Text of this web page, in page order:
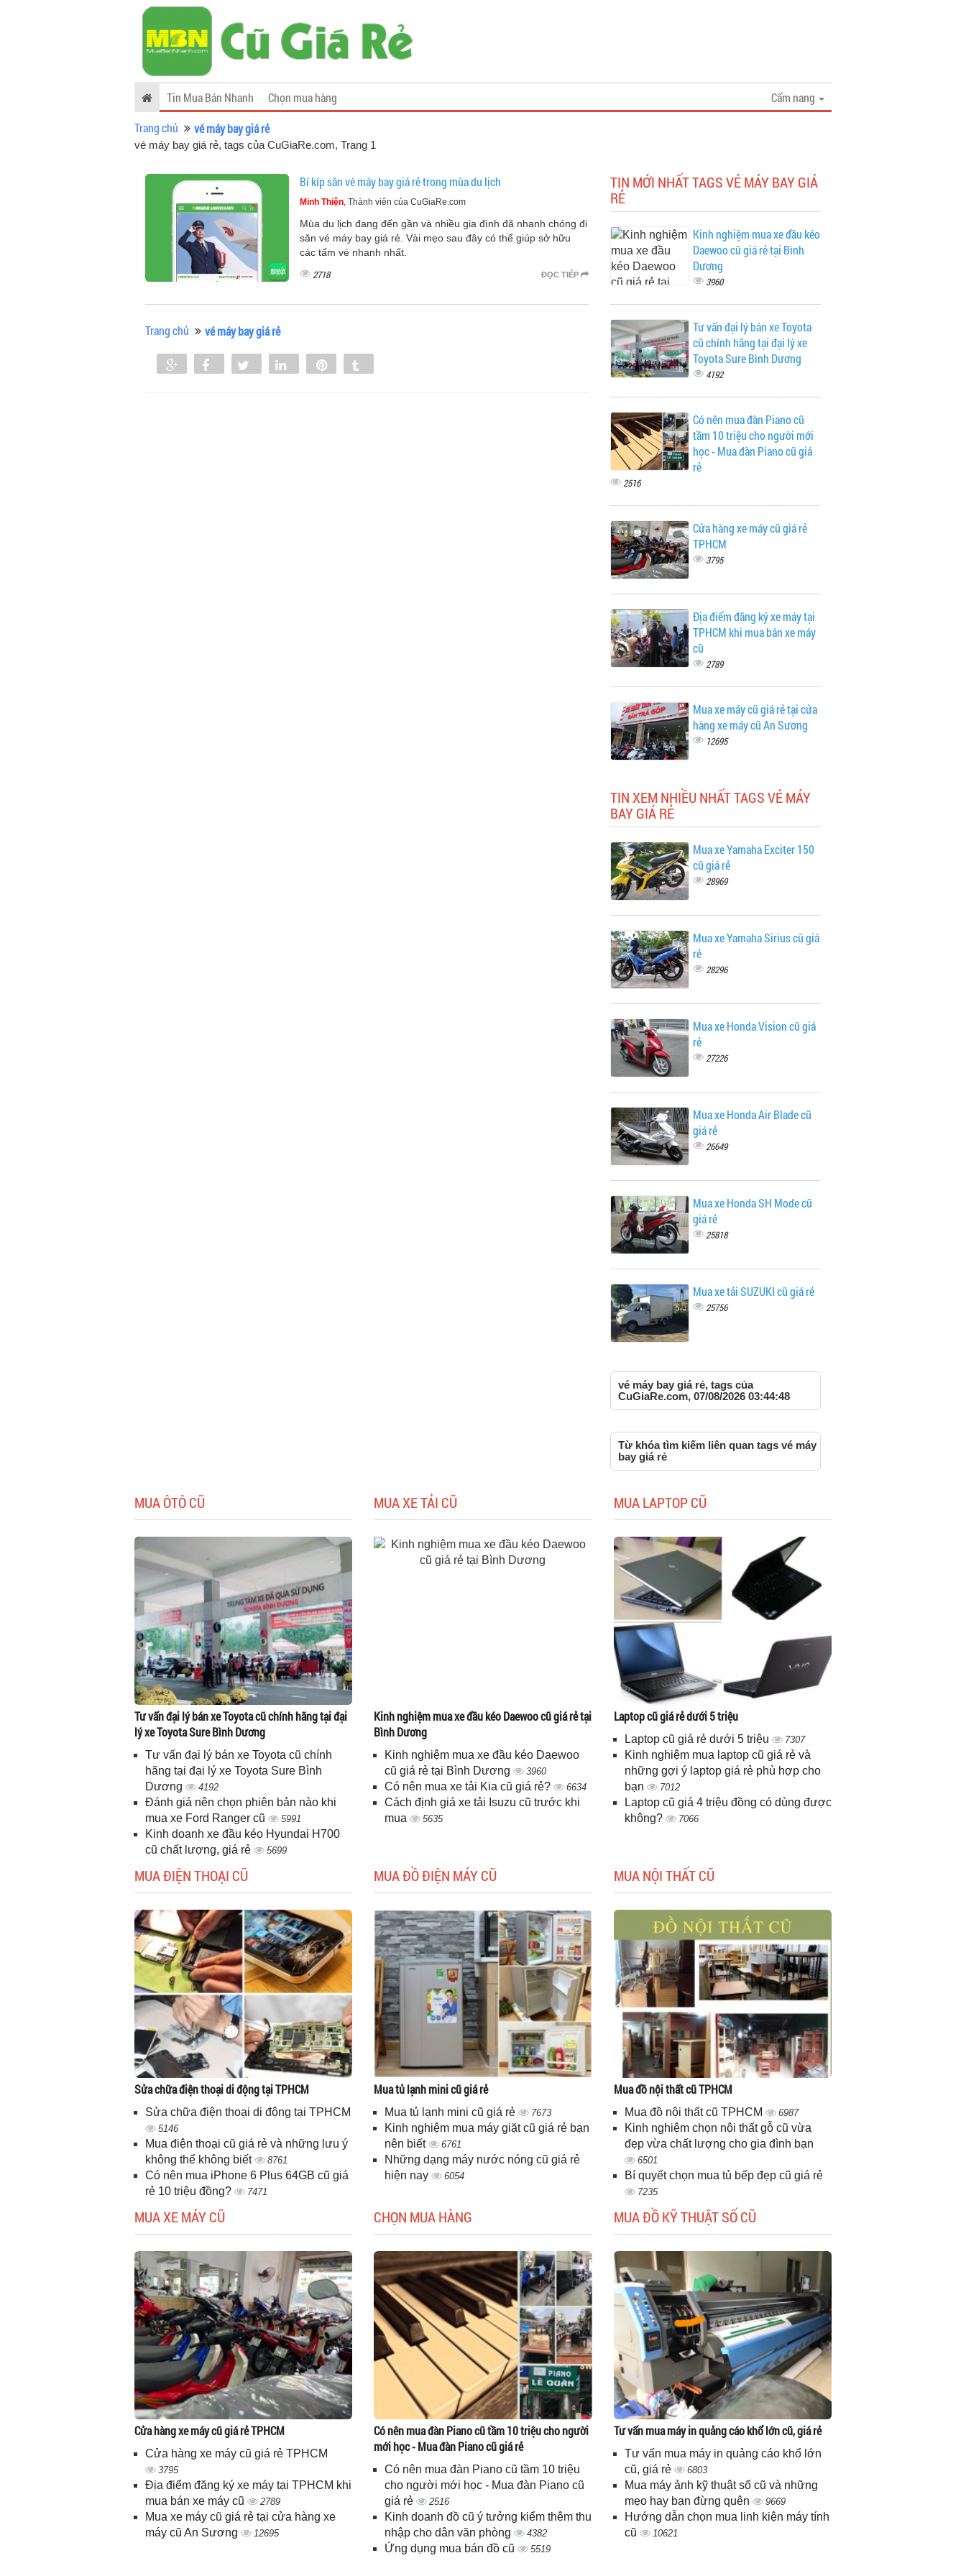
Cẩm nang
Tin Mua Bán Nhanh
Chọn mua hàng
Trang chủ
vé máy bay giá rẻ
vé máy bay giá rẻ, tags của CuGiaRe.com, Trang 1
Bí kíp săn vé máy bay giá rẻ trong mùa du lịch
Minh Thiện, Thành viên của CuGiaRe.com
Mùa du lịch đang đến gần và nhiều gia đình đã nhanh chóng đi
săn vé máy bay giá rẻ. Vài mẹo sau đây có thể giúp sở hữu
các tấm vé nhanh nhất.
ĐỌC TIẾP
2718
Trang chủ vé máy bay giá rẻ
Share Share Tweet Share
TIN MỚI NHẤT TAGS VÉ MÁY BAY GIÁ
RẺ
Kinh nghiệm mua xe đầu kéo
Daewoo cũ giá rẻ tại Bình
Dương
3960
Tư vấn đại lý bán xe Toyota
cũ chính hãng tại đại lý xe
Toyota Sure Bình Dương
4192
Có nên mua đàn Piano cũ
tầm 10 triệu cho người mới
học - Mua đàn Piano cũ giá
rẻ
2516
Cửa hàng xe máy cũ giá rẻ
TPHCM
3795
Địa điểm đăng ký xe máy tại
TPHCM khi mua bán xe máy
cũ
2789
Mua xe máy cũ giá rẻ tại cửa
hàng xe máy cũ An Sương
12695
TIN XEM NHIỀU NHẤT TAGS VÉ MÁY
BAY GIÁ RẺ
Mua xe Yamaha Exciter 150
cũ giá rẻ
28969
Mua xe Yamaha Sirius cũ giá
rẻ
28296
Mua xe Honda Vision cũ giá
rẻ
27226
Mua xe Honda Air Blade cũ
giá rẻ
26649
Mua xe Honda SH Mode cũ
giá rẻ
25818
Mua xe tải SUZUKI cũ giá rẻ
25756
vé máy bay giá rẻ, tags của
CuGiaRe.com, 07/08/2026 03:44:48
Từ khóa tìm kiếm liên quan tags vé máy
bay giá rẻ
MUA ÔTÔ CŨ
Tư vấn đại lý bán xe Toyota cũ chính hãng tại đại
lý xe Toyota Sure Bình Dương
Tư vấn đại lý bán xe Toyota cũ chính
hãng tại đại lý xe Toyota Sure Bình
Dương
4192
Đánh giá nên chọn phiên bản nào khi
mua xe Ford Ranger cũ
5991
Kinh doanh xe đầu kéo Hyundai H700
cũ chất lượng, giá rẻ
5699
MUA XE TẢI CŨ
Kinh nghiệm mua xe đầu kéo Daewoo cũ giá rẻ tại
Bình Dương
Kinh nghiệm mua xe đầu kéo Daewoo
cũ giá rẻ tại Bình Dương
3960
Có nên mua xe tải Kia cũ giá rẻ? 6634
Cách định giá xe tải Isuzu cũ trước khi
mua
5635
MUA LAPTOP CŨ
Laptop cũ giá rẻ dưới 5 triệu
Laptop cũ giá rẻ dưới 5 triệu 7307
Kinh nghiệm mua laptop cũ giá rẻ và
những gợi ý laptop giá rẻ phù hợp cho
bạn
7012
Laptop cũ giá 4 triệu đồng có dùng được
không?
7066
MUA ĐIỆN THOẠI CŨ
Sửa chữa điện thoại di động tại TPHCM
Sửa chữa điện thoại di động tại TPHCM
5146
Mua điện thoại cũ giá rẻ và những lưu ý
không thể không biết
8761
Có nên mua iPhone 6 Plus 64GB cũ giá
rẻ 10 triệu đồng?
7471
MUA ĐỒ ĐIỆN MÁY CŨ
Mua tủ lạnh mini cũ giá rẻ
Mua tủ lạnh mini cũ giá rẻ 7673
Kinh nghiệm mua máy giặt cũ giá rẻ bạn
nên biết
6761
Những dạng máy nước nóng cũ giá rẻ
hiện nay
6054
MUA NỘI THẤT CŨ
Mua đồ nội thất cũ TPHCM
Mua đồ nội thất cũ TPHCM 6987
Kinh nghiệm chọn nội thất gỗ cũ vừa
đẹp vừa chất lượng cho gia đình bạn
6501
Bí quyết chọn mua tủ bếp đẹp cũ giá rẻ
7235
MUA XE MÁY CŨ
Cửa hàng xe máy cũ giá rẻ TPHCM
Cửa hàng xe máy cũ giá rẻ TPHCM
3795
Địa điểm đăng ký xe máy tại TPHCM khi
mua bán xe máy cũ
2789
Mua xe máy cũ giá rẻ tại cửa hàng xe
máy cũ An Sương
12695
CHỌN MUA HÀNG
Có nên mua đàn Piano cũ tầm 10 triệu cho người
mới học - Mua đàn Piano cũ giá rẻ
Có nên mua đàn Piano cũ tầm 10 triệu
cho người mới học - Mua đàn Piano cũ
giá rẻ
2516
Kinh doanh đồ cũ ý tưởng kiểm thêm thu
nhập cho dân văn phòng
4382
Ứng dụng mua bán đồ cũ 5519
MUA ĐỒ KỸ THUẬT SỐ CŨ
Tư vấn mua máy in quảng cáo khổ lớn cũ, giá rẻ
Tư vấn mua máy in quảng cáo khổ lớn
cũ, giá rẻ
6803
Mua máy ảnh kỹ thuật số cũ và những
mẹo hay bạn đừng quên
9669
Hướng dẫn chọn mua linh kiện máy tính
cũ
10621